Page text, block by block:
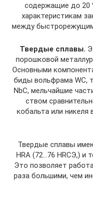
содержащие до 20
характеристикам
между
Твердые сплавы.
порошковой
Основными
биды вольфрама WC,
NbС, мельчайшие
ством
кобальта или никеля
Твердые сплавы
HRA (72…76 HRCЭ,) и
Это позволяет
раза большими, чем